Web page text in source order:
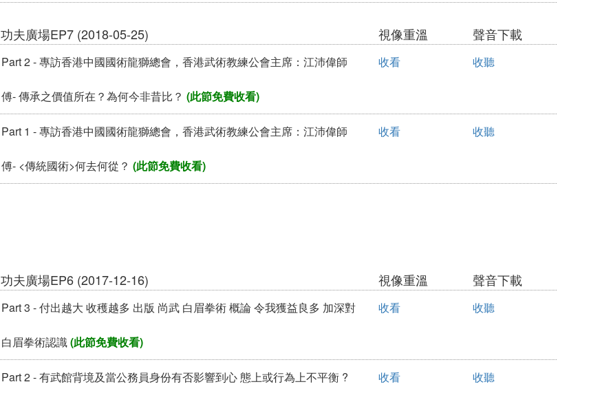
功夫廣場EP7 (2018-05-25) 視像重溫 聲音下載
Part 2 - 專訪香港中國國術龍獅總會，香港武術教練公會主席：江沛偉師
傅- 傳承之價值所在？為何今非昔比？ (此節免費收看)
收看 收聽
Part 1 - 專訪香港中國國術龍獅總會，香港武術教練公會主席：江沛偉師
傅- <傳統國術>何去何從？ (此節免費收看)
收看 收聽
功夫廣場EP6 (2017-12-16) 視像重溫 聲音下載
Part 3 - 付出越大 收穫越多 出版 尚武 白眉拳術 概論 令我獲益良多 加深對
白眉拳術認識(此節免費收看)
收看 收聽
Part 2 - 有武館背境及當公務員身份有否影響到心 態上或行為上不平衡 ? 收看 收聽